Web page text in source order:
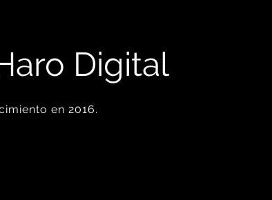
Digital
en 2016.